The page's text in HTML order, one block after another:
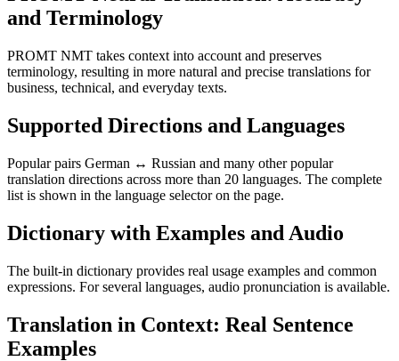
and Terminology
PROMT NMT takes context into account and preserves
terminology, resulting in more natural and precise translations for
business, technical, and everyday texts.
Supported Directions and Languages
Popular pairs German ↔ Russian and many other popular
translation directions across more than 20 languages. The complete
list is shown in the language selector on the page.
Dictionary with Examples and Audio
The built-in dictionary provides real usage examples and common
expressions. For several languages, audio pronunciation is available.
Translation in Context: Real Sentence
Examples